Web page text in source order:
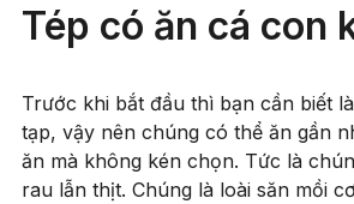
Tép có ăn cá con
Trước khi bắt đầu thì bạn cần biết
tạp, vậy nên chúng có thể ăn gần
ăn mà không kén chọn. Tức là
rau lẫn thịt. Chúng là loài săn mồi